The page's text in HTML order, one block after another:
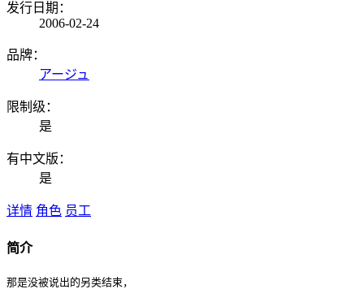
发行日期：
2006-02-24
品牌：
アージュ
限制级：
是
有中文版：
是
详情 角色 员工
简介
那是没被说出的另类结束，